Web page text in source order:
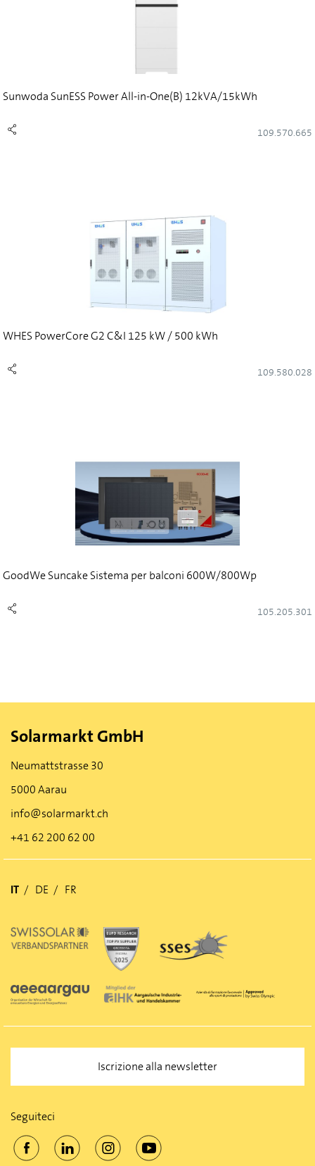
Sunwoda SunESS Power All-in-One(B) 12kVA/15kWh
109.570.665
WHES PowerCore G2 C&I 125 kW / 500 kWh
109.580.028
GoodWe Suncake Sistema per balconi 600W/800Wp
105.205.301
Solarmarkt GmbH
Neumattstrasse 30
5000 Aarau
info@solarmarkt.ch
+41 62 200 62 00
IT DE FR
Iscrizione alla newsletter
Seguiteci